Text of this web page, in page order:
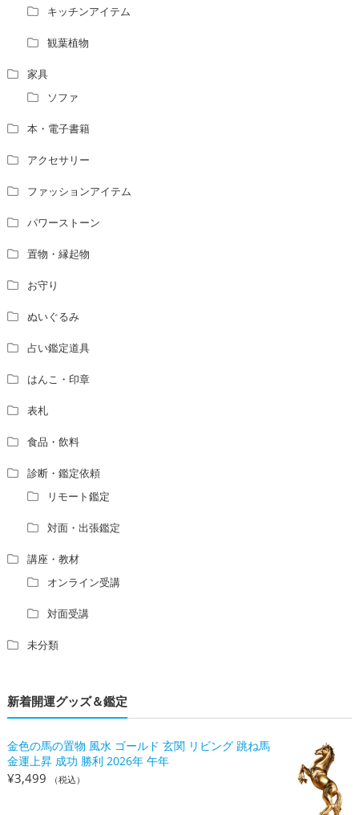
キッチンアイテム
観葉植物
家具
ソファ
本・電子書籍
アクセサリー
ファッションアイテム
パワーストーン
置物・縁起物
お守り
ぬいぐるみ
占い鑑定道具
はんこ・印章
表札
食品・飲料
診断・鑑定依頼
リモート鑑定
対面・出張鑑定
講座・教材
オンライン受講
対面受講
未分類
新着開運グッズ＆鑑定
金色の馬の置物 風水 ゴールド 玄関 リビング 跳ね馬
金運上昇 成功 勝利 2026年 午年
¥3,499 （税込）